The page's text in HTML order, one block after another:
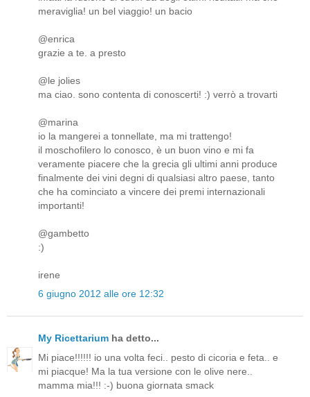
meraviglia! un bel viaggio! un bacio
@enrica
grazie a te. a presto
@le jolies
ma ciao. sono contenta di conoscerti! :) verrò a trovarti
@marina
io la mangerei a tonnellate, ma mi trattengo!
il moschofilero lo conosco, è un buon vino e mi fa
veramente piacere che la grecia gli ultimi anni produce
finalmente dei vini degni di qualsiasi altro paese, tanto
che ha cominciato a vincere dei premi internazionali
importanti!
@gambetto
:)
irene
6 giugno 2012 alle ore 12:32
My Ricettarium ha detto...
Mi piace!!!!!! io una volta feci.. pesto di cicoria e feta.. e
mi piacque! Ma la tua versione con le olive nere..
mamma mia!!! :-) buona giornata smack